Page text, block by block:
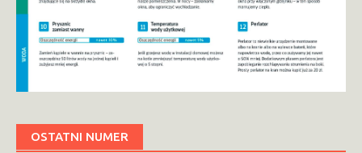
OSTATNI NUMER